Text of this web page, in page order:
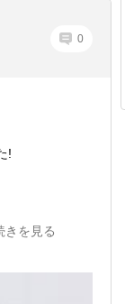
0
!
きを見る